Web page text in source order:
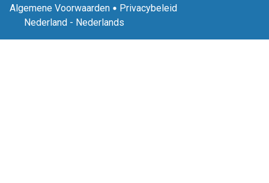
Algemene Voorwaarden
Privacybeleid
Nederland - Nederlands